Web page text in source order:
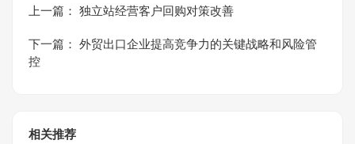
上一篇： 独立站经营客户回购对策改善
下一篇： 外贸出口企业提高竞争力的关键战略和风险管
控
相关推荐